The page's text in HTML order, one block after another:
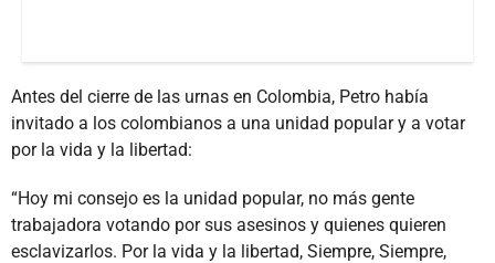
Antes del cierre de las urnas en Colombia, Petro había
invitado a los colombianos a una unidad popular y a votar
por la vida y la libertad:
“Hoy mi consejo es la unidad popular, no más gente
trabajadora votando por sus asesinos y quienes quieren
esclavizarlos. Por la vida y la libertad, Siempre, Siempre,